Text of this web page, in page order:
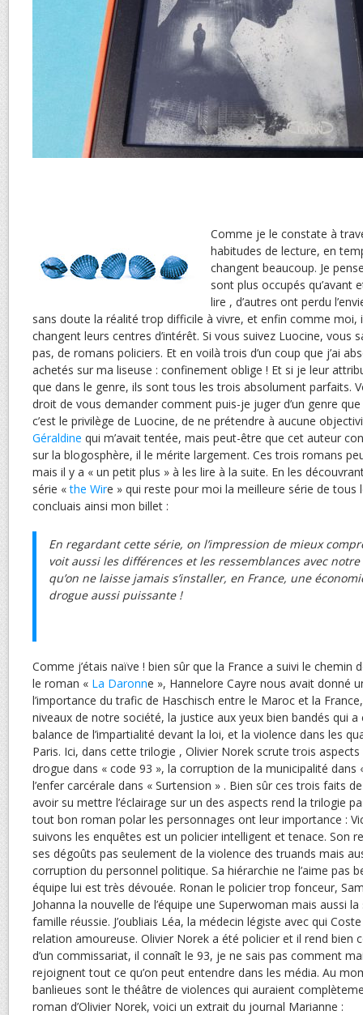
Comme je le constate à
habitudes de lecture, en
changent beaucoup. Je
sont plus occupés qu’avant
lire , d’autres ont perdu
sans doute la réalité trop difficile à vivre, et enfin comme moi,
changent leurs centres d’intérêt. Si vous suivez Luocine, vous
pas, de romans policiers. Et en voilà trois d’un coup que j’ai
achetés sur ma liseuse : confinement oblige ! Et si je leur
que dans le genre, ils sont tous les trois absolument parfaits.
droit de vous demander comment puis-je juger d’un genre
c’est le privilège de Luocine, de ne prétendre à aucune
Géraldine qui m’avait tentée, mais peut-être que cet auteur
sur la blogosphère, il le mérite largement. Ces trois romans
mais il y a « un petit plus » à les lire à la suite. En les
série «the Wire » qui reste pour moi la meilleure série de tous
concluais ainsi mon billet :
En regardant cette série, on l’impression de mieux
voit aussi les différences et les ressemblances avec
qu’on ne laisse jamais s’installer, en France, une
drogue aussi puissante !
Comme j’étais naïve ! bien sûr que la France a suivi le chemin
le roman « La Daronne », Hannelore Cayre nous avait donné
l’importance du trafic de Haschisch entre le Maroc et la
niveaux de notre société, la justice aux yeux bien bandés qui
balance de l’impartialité devant la loi, et la violence dans les
Paris. Ici, dans cette trilogie , Olivier Norek scrute trois
drogue dans « code 93 », la corruption de la municipalité dans
l’enfer carcérale dans « Surtension » . Bien sûr ces trois faits
avoir su mettre l’éclairage sur un des aspects rend la trilogie
tout bon roman polar les personnages ont leur importance :
suivons les enquêtes est un policier intelligent et tenace. Son
ses dégoûts pas seulement de la violence des truands mais
corruption du personnel politique. Sa hiérarchie ne l’aime pas
équipe lui est très dévouée. Ronan le policier trop fonceur,
Johanna la nouvelle de l’équipe une Superwoman mais aussi
famille réussie. J’oubliais Léa, la médecin légiste avec qui
relation amoureuse. Olivier Norek a été policier et il rend bien
d’un commissariat, il connaît le 93, je ne sais pas comment
rejoignent tout ce qu’on peut entendre dans les média. Au
banlieues sont le théâtre de violences qui auraient
roman d’Olivier Norek, voici un extrait du journal Marianne :